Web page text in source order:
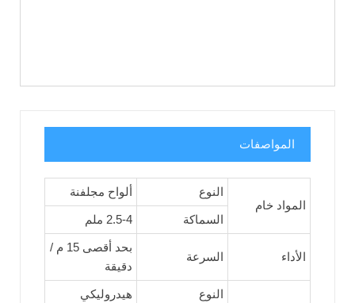
المواصفات
المواد خام
النوع ألواح مجلفنة
السماكة 2.5-4 ملم
الأداء السرعة
بحد أقصى 15 م /
دقيقة
النوع هيدروليكي